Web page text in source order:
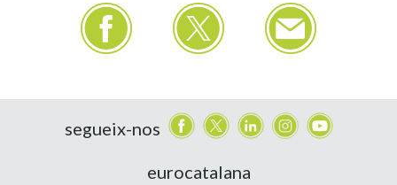
segueix-nos
eurocatalana